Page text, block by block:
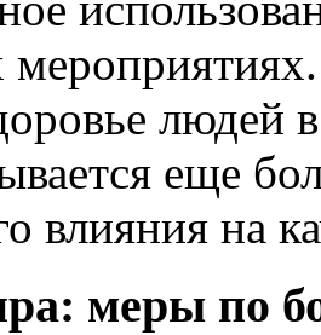
людей
еще
влияния на
меры по